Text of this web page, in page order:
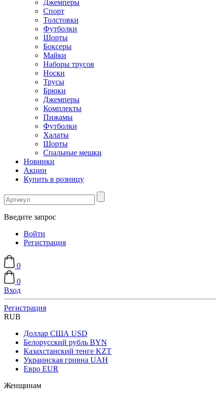
Джемперы
Спорт
Толстовки
Футболки
Шорты
Боксеры
Майки
Наборы трусов
Носки
Трусы
Брюки
Джемперы
Комплекты
Пижамы
Футболки
Халаты
Шорты
Спальные мешки
Новинки
Акции
Купить в розницу
Введите запрос
Войти
Регистрация
0
0
Вход
Регистрация
RUB
Доллар США USD
Белорусский рубль BYN
Казахстанский тенге KZT
Украинская гривна UAH
Евро EUR
Женщинам